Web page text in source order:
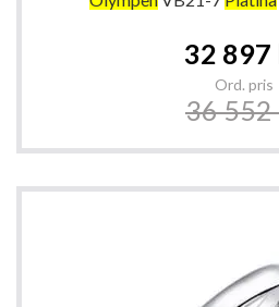
32 897
Ord. pris
36 552